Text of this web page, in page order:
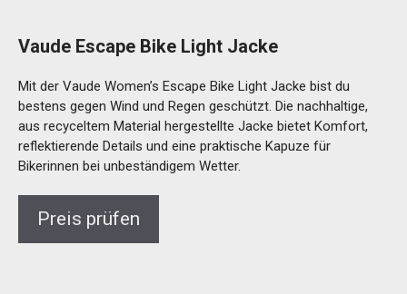
Vaude Escape Bike Light Jacke
Mit der Vaude Women’s Escape Bike Light Jacke bist du
bestens gegen Wind und Regen geschützt. Die nachhaltige,
aus recyceltem Material hergestellte Jacke bietet Komfort,
reflektierende Details und eine praktische Kapuze für
Bikerinnen bei unbeständigem Wetter.
Preis prüfen